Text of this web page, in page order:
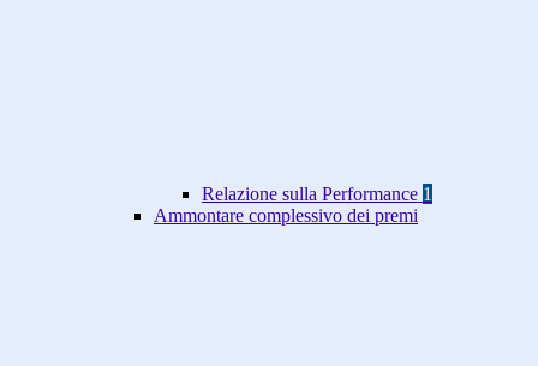
Relazione sulla Performance 1
Ammontare complessivo dei premi